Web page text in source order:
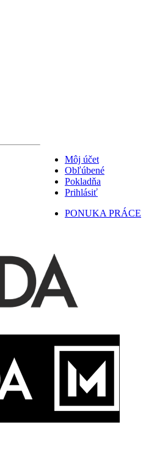
Môj účet
Obľúbené
Pokladňa
Prihlásiť
PONUKA PRÁCE